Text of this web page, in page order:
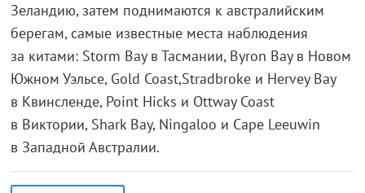
Зеландию, затем поднимаются к австралийским
берегам, самые известные места наблюдения
за китами: Storm Bay в Тасмании, Byron Bay в Новом
Южном Уэльсе, Gold Coast,Stradbroke и Hervey Bay
в Квинсленде, Point Hicks и Ottway Coast
в Виктории, Shark Bay, Ningaloo и Cape Leeuwin
в Западной Австралии.